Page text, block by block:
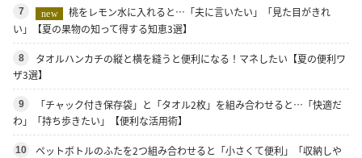
7 new
桃をレモン水に入れると…「夫に言いたい」「見た目がきれ
い」【夏の果物の知って得する知恵3選】
8
タオルハンカチの縦と横を縫うと便利になる！マネしたい【夏の便利ワ
ザ3選】
9
「チャック付き保存袋」と「タオル2枚」を組み合わせると…「快適だ
わ」「持ち歩きたい」【便利な活用術】
10
ペットボトルのふたを2つ組み合わせると「小さくて便利」「収納しや